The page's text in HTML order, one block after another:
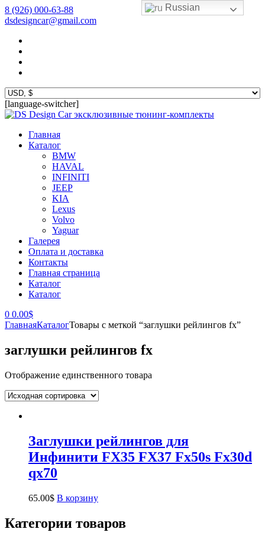
8 (926) 000-63-88
dsdesigncar@gmail.com
[language-switcher]
эксклюзивные тюнинг-комплекты
Главная
Каталог
BMW
HAVAL
INFINITI
JEEP
KIA
Lexus
Volvo
Yaguar
Галерея
Оплата и доставка
Контакты
Главная страница
Каталог
Каталог
0 0.00$
ГлавнаяКаталогТовары с меткой “заглушки рейлингов fx”
заглушки рейлингов fx
Отображение единственного товара
Заглушки рейлингов для
Инфинити FX35 FX37 Fx50s Fx30d
qx70
65.00$ В корзину
Категории товаров
Russian